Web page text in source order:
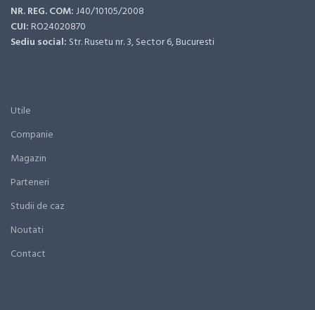
NR. REG. COM:J40/10105/2008
CUI:RO24020870
Sediu social: Str. Rusetu nr. 3, Sector 6, Bucuresti
Utile
Companie
Magazin
Parteneri
Studii de caz
Noutati
Contact